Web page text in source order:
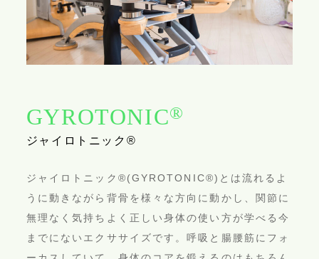
GYROTONIC®
ジャイロトニック®
ジャイロトニック®(GYROTONIC®︎)とは流れるよ
うに動きながら背骨を様々な方向に動かし、関節に
無理なく気持ちよく正しい身体の使い方が学べる今
までにないエクササイズです。呼吸と腸腰筋にフォ